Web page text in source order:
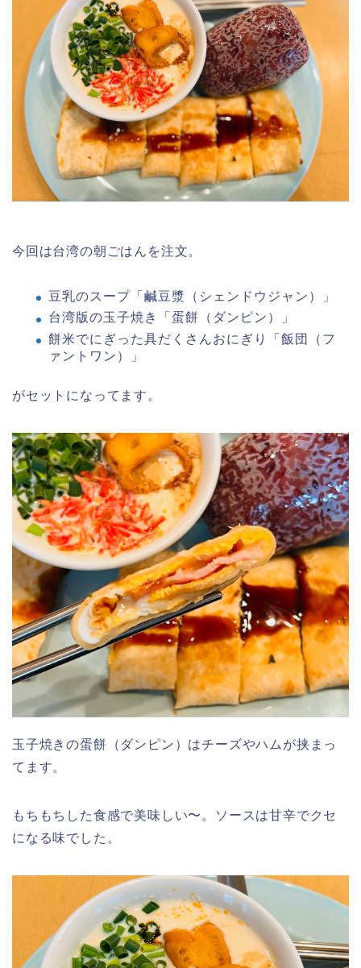
今回は台湾の朝ごはんを注文。
豆乳のスープ「鹹豆漿（シェンドウジャン）」
台湾版の玉子焼き「蛋餅（ダンピン）」
餅米でにぎった具だくさんおにぎり「飯団（フ
ァントワン）」
がセットになってます。
玉子焼きの蛋餅（ダンピン）はチーズやハムが挟まっ
てます。
もちもちした食感で美味しい〜。ソースは甘辛でクセ
になる味でした。